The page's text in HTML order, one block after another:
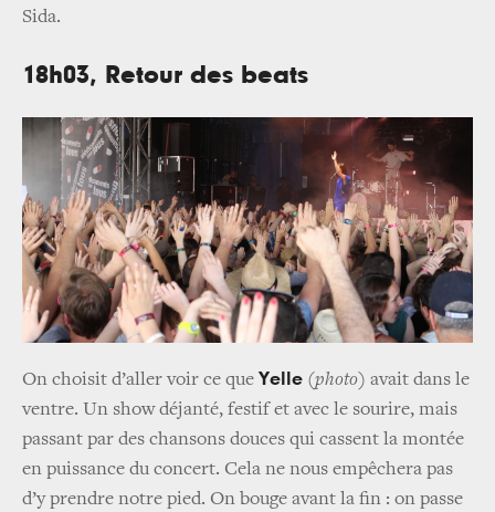
Sida.
18h03, Retour des beats
On choisit d’aller voir ce que Yelle (photo) avait dans le
ventre. Un show déjanté, festif et avec le sourire, mais
passant par des chansons douces qui cassent la montée
en puissance du concert. Cela ne nous empêchera pas
d’y prendre notre pied. On bouge avant la fin : on passe